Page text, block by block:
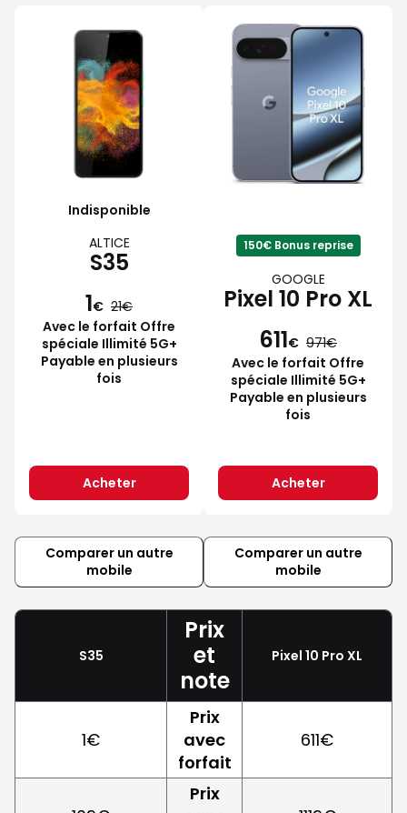
Indisponible
ALTICE
S35
1€ 21
Avec le forfait Offre
spéciale Illimité 5G+
Payable en plusieurs
fois
Acheter
150€ Bonus reprise
GOOGLE
Pixel 10 Pro XL
611€ 971
Avec le forfait Offre
spéciale Illimité 5G+
Payable en plusieurs
fois
Acheter
Comparer un autre
mobile
Comparer un autre
mobile
S35
Prix
et
note
Pixel 10 Pro XL
1€
Prix
avec
forfait
611€
Prix